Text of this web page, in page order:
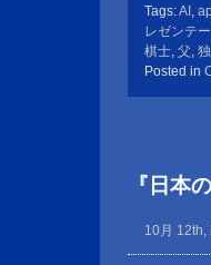
Tags:AI ,
レゼンテ
棋士, 父,
Posted in
『日本
10月 12th,